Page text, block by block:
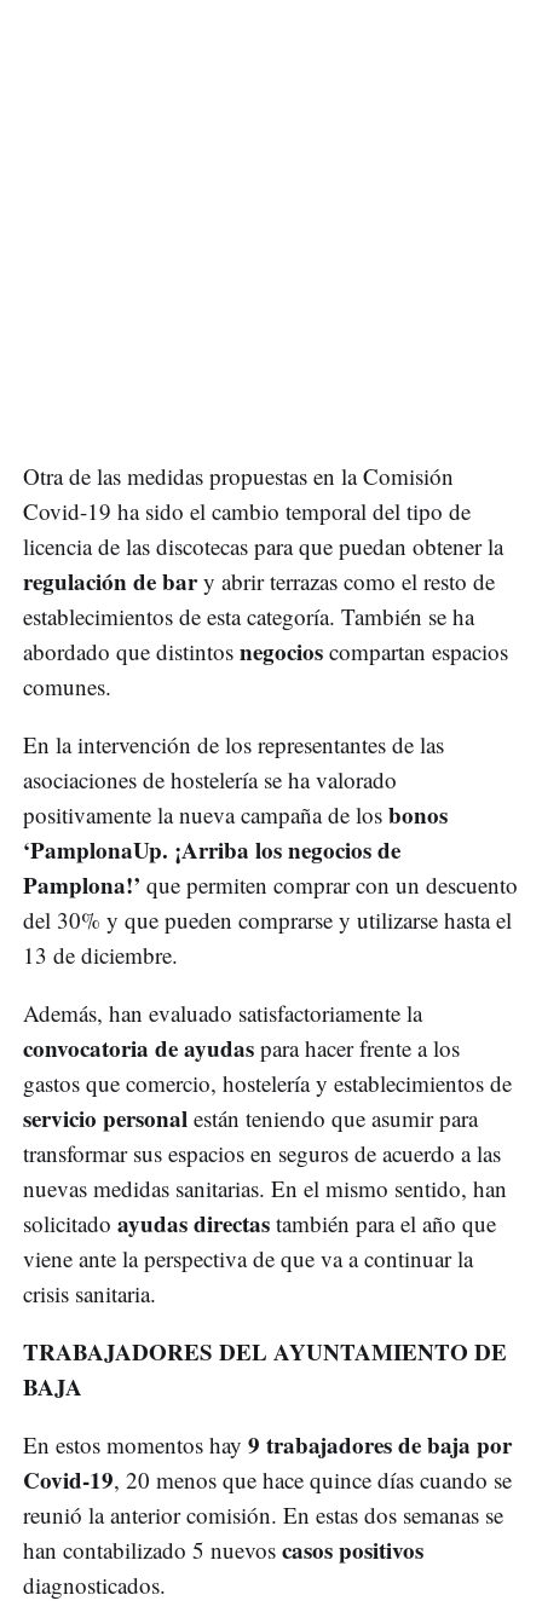
Otra de las medidas propuestas en la Comisión
Covid-19 ha sido el cambio temporal del tipo de
licencia de las discotecas para que puedan obtener la
regulación de bary abrir terrazas como el resto de
establecimientos de esta categoría. También se ha
abordado que distintos negocios compartan espacios
comunes.
En la intervención de los representantes de las
asociaciones de hostelería se ha valorado
positivamente la nueva campaña de los bonos
‘PamplonaUp. ¡Arriba los negocios de
Pamplona!’ que permiten comprar con un descuento
del 30% y que pueden comprarse y utilizarse hasta el
13 de diciembre.
Además, han evaluado satisfactoriamente la
convocatoria de ayudas para hacer frente a los
gastos que comercio, hostelería y establecimientos de
servicio personal están teniendo que asumir para
transformar sus espacios en seguros de acuerdo a las
nuevas medidas sanitarias. En el mismo sentido, han
solicitado ayudas directas también para el año que
viene ante la perspectiva de que va a continuar la
crisis sanitaria.
TRABAJADORES DEL AYUNTAMIENTO DE
BAJA
En estos momentos hay 9 trabajadores de baja por
Covid-19, 20 menos que hace quince días cuando se
reunió la anterior comisión. En estas dos semanas se
han contabilizado 5 nuevos casos positivos
diagnosticados.